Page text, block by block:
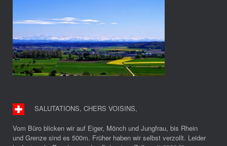
SALUTATIONS, CHERS VOISINS,
Vom Büro blicken wir auf Eiger, Mönch und Jungfrau, bis Rhein
und Grenze sind es 500m. Früher haben wir selbst verzollt. Leider